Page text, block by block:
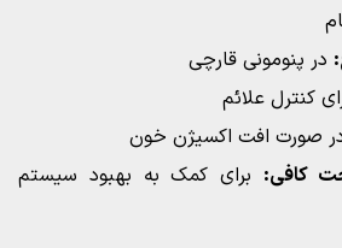
در پنومونی قارچی
کنترل علائم
صورت افت اکسیژن خون
کافی: برای کمک به بهبود سیستم